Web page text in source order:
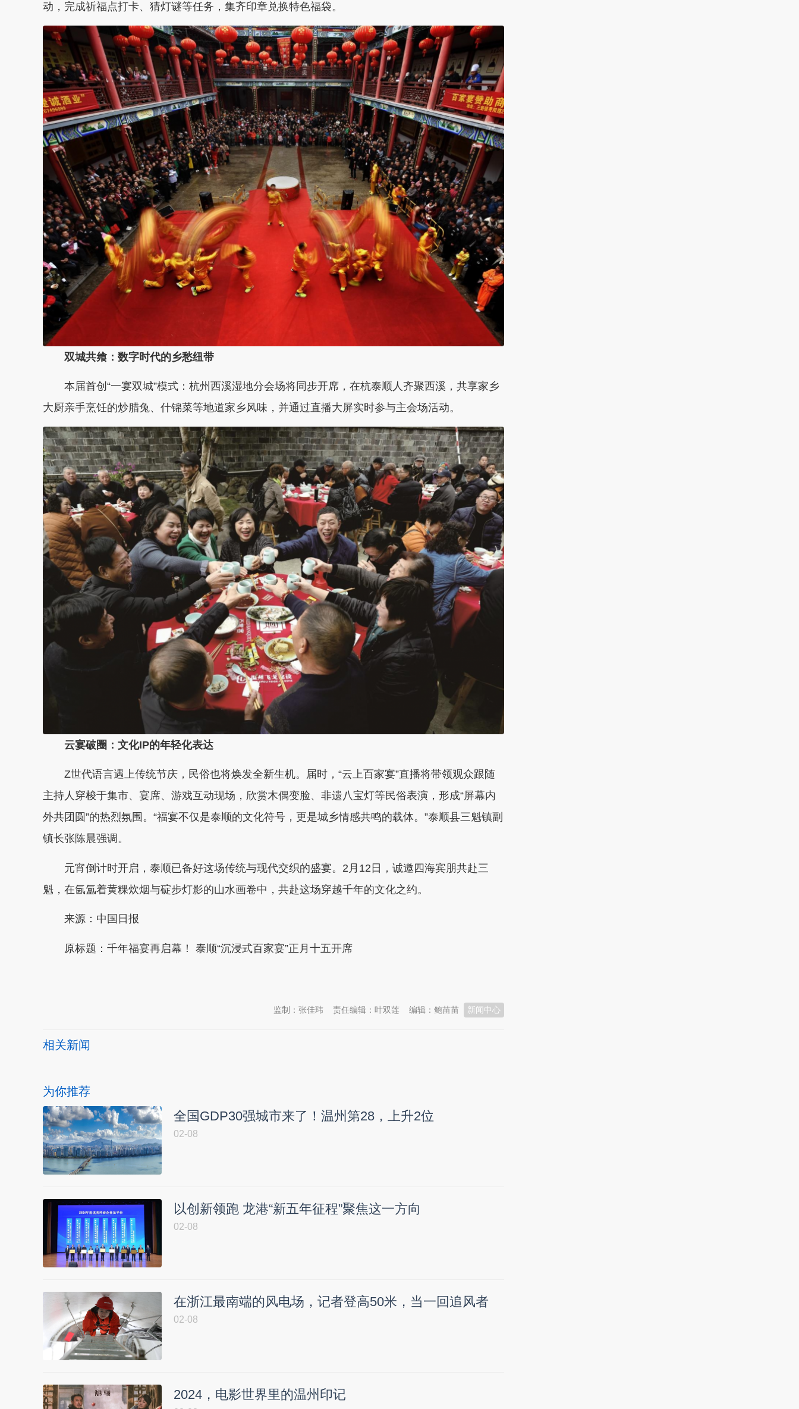
动，完成祈福点打卡、猜灯谜等任务，集齐印章兑换特色福袋。
双城共飨：数字时代的乡愁纽带
本届首创“一宴双城”模式：杭州西溪湿地分会场将同步开席，在杭泰顺人齐聚西溪，共享家乡
大厨亲手烹饪的炒腊兔、什锦菜等地道家乡风味，并通过直播大屏实时参与主会场活动。
云宴破圈：文化IP的年轻化表达
Z世代语言遇上传统节庆，民俗也将焕发全新生机。届时，“云上百家宴”直播将带领观众跟随
主持人穿梭于集市、宴席、游戏互动现场，欣赏木偶变脸、非遗八宝灯等民俗表演，形成“屏幕内
外共团圆”的热烈氛围。“福宴不仅是泰顺的文化符号，更是城乡情感共鸣的载体。”泰顺县三魁镇副
镇长张陈晨强调。
元宵倒计时开启，泰顺已备好这场传统与现代交织的盛宴。2月12日，诚邀四海宾朋共赴三
魁，在氤氲着黄粿炊烟与碇步灯影的山水画卷中，共赴这场穿越千年的文化之约。
来源：中国日报
原标题：千年福宴再启幕！ 泰顺“沉浸式百家宴”正月十五开席
新闻中心
编辑：鲍苗苗
责任编辑：叶双莲
监制：张佳玮
相关新闻
为你推荐
全国GDP30强城市来了！温州第28，上升2位
02-08
以创新领跑 龙港“新五年征程”聚焦这一方向
02-08
在浙江最南端的风电场，记者登高50米，当一回追风者
02-08
2024，电影世界里的温州印记